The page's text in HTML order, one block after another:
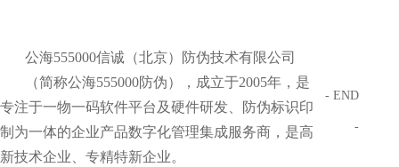
公海555000信诚（北京）防伪技术有限公司
（简称公海555000防伪），成立于2005年，是
专注于一物一码软件平台及硬件研发、防伪标识印
制为一体的企业产品数字化管理集成服务商，是高
新技术企业、专精特新企业。
- END
-